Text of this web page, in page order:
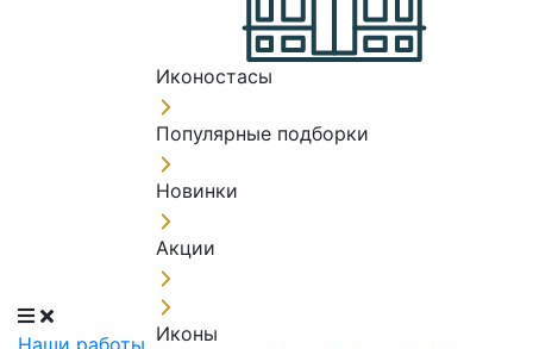
Наши работы
Иконостасы
Популярные подборки
Новинки
Акции
Иконы